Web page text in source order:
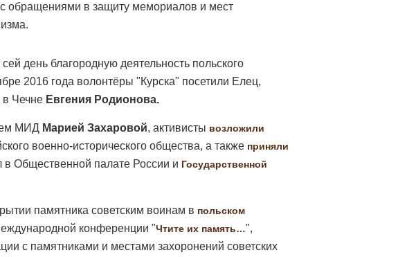
обращениями в защиту мемориалов и мест
день благородную деятельность польского
2016 года волонтёры "Курска" посетили Елец,
в Чечне Евгения Родионова.
МИД Марией Захаровой, активисты возложили
военно-исторического общества, а также приняли
в Общественной палате России и Государственной
памятника советским воинам в польском
конференции "Чтите их память…",
с памятниками и местами захоронений советских